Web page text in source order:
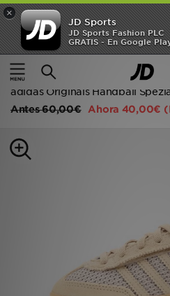
×
JD Sports
JD Sports Fashion PLC
GRATIS - En Google
Página principal
Niños
Calzado
adidas Originals Handball
Antes60,00€ Ahora 40,00€
Hombre
Mujer
Niños
Estilo